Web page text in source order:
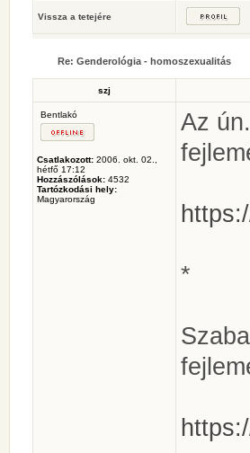
Vissza a tetejére
Re: Genderológia - homoszexualitás
szj
Bentlakó
Csatlakozott: 2006. okt. 02.,
hétfő 17:12
Hozzászólások: 4532
Tartózkodási hely:
Magyarország
Az
*